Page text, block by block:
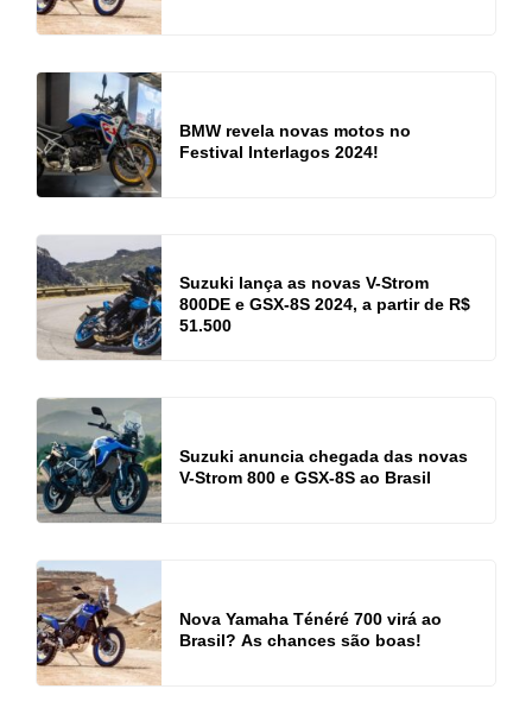
BMW revela novas motos no
Festival Interlagos 2024!
Suzuki lança as novas V-Strom
800DE e GSX-8S 2024, a partir de R$
51.500
Suzuki anuncia chegada das novas
V-Strom 800 e GSX-8S ao Brasil
Nova Yamaha Ténéré 700 virá ao
Brasil? As chances são boas!